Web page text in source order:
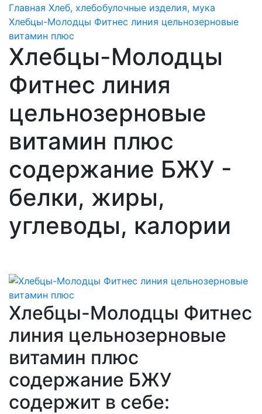
Главная Хлеб, хлебобулочные изделия, мука
Хлебцы-Молодцы Фитнес линия цельнозерновые
витамин плюс
Хлебцы-Молодцы
Фитнес линия
цельнозерновые
витамин плюс
содержание БЖУ -
белки, жиры,
углеводы, калории
Хлебцы-Молодцы Фитнес
линия цельнозерновые
витамин плюс
содержание БЖУ
содержит в себе: